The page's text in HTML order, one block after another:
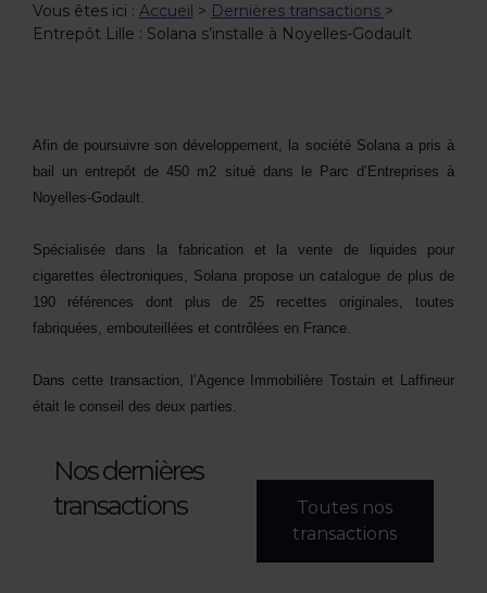
Vous êtes ici : Accueil > Dernières transactions >
Entrepôt Lille : Solana s’installe à Noyelles-Godault
Afin de poursuivre son développement, la société Solana a pris à
bail un entrepôt de 450 m2 situé dans le Parc d’Entreprises à
Noyelles-Godault.
Spécialisée dans la fabrication et la vente de liquides pour
cigarettes électroniques, Solana propose un catalogue de plus de
190 références dont plus de 25 recettes originales, toutes
fabriquées, embouteillées et contrôlées en France.
Dans cette transaction, l’Agence Immobilière Tostain et Laffineur
était le conseil des deux parties.
Nos dernières
transactions
Toutes nos
transactions